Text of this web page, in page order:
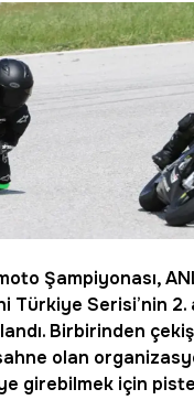
Şampiyonası,
Türkiye Serisi’nin 2.
Birbirinden
olan
girebilmek için piste